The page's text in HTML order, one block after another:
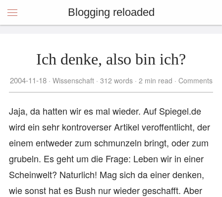
Blogging reloaded
Ich denke, also bin ich?
2004-11-18 Wissenschaft 312 words 2 min read Comments
Jaja, da hatten wir es mal wieder. Auf Spiegel.de
wird ein sehr kontroverser Artikel veroffentlicht, der
einem entweder zum schmunzeln bringt, oder zum
grubeln. Es geht um die Frage: Leben wir in einer
Scheinwelt? Naturlich! Mag sich da einer denken,
wie sonst hat es Bush nur wieder geschafft. Aber